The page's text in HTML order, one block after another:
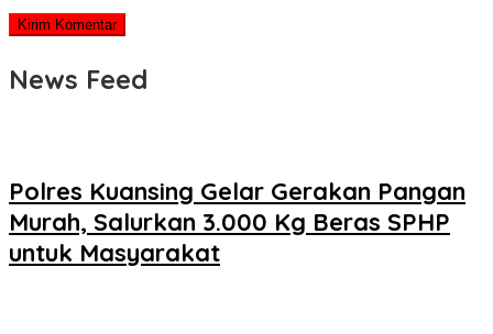
News Feed
Polres Kuansing Gelar Gerakan Pangan
Murah, Salurkan 3.000 Kg Beras SPHP
untuk Masyarakat